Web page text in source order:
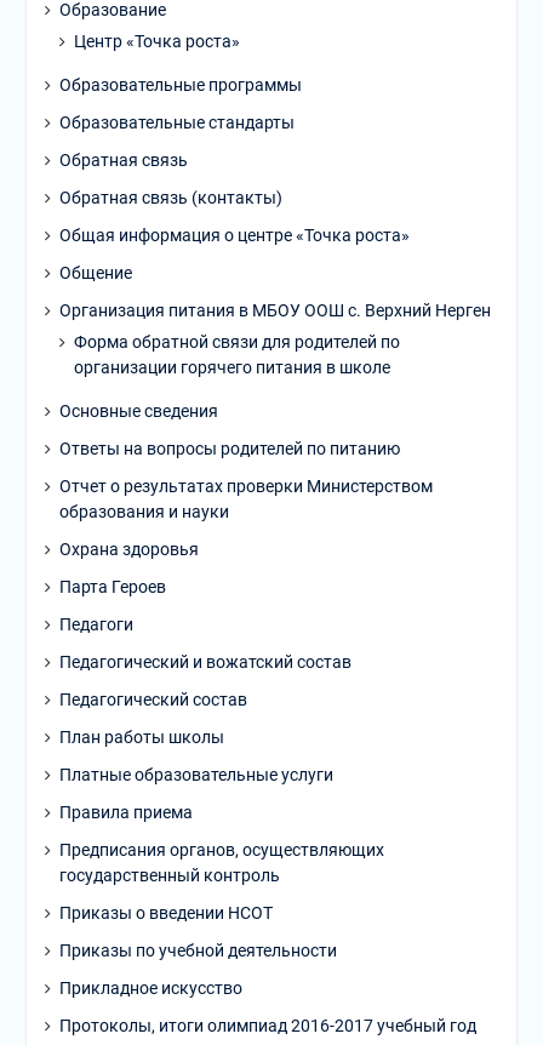
Образование
Центр «Точка роста»
Образовательные программы
Образовательные стандарты
Обратная связь
Обратная связь (контакты)
Общая информация о центре «Точка роста»
Общение
Организация питания в МБОУ ООШ с. Верхний Нерген
Форма обратной связи для родителей по
организации горячего питания в школе
Основные сведения
Ответы на вопросы родителей по питанию
Отчет о результатах проверки Министерством
образования и науки
Охрана здоровья
Парта Героев
Педагоги
Педагогический и вожатский состав
Педагогический состав
План работы школы
Платные образовательные услуги
Правила приема
Предписания органов, осуществляющих
государственный контроль
Приказы о введении НСОТ
Приказы по учебной деятельности
Прикладное искусство
Протоколы, итоги олимпиад 2016-2017 учебный год